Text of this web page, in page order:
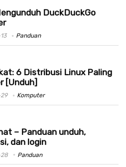
DuckDuckGo
Panduan
6 Distribusi Linux Paling
[Unduh]
Komputer
– Panduan unduh,
dan login
Panduan